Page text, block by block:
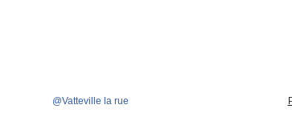
@Vatteville la rue